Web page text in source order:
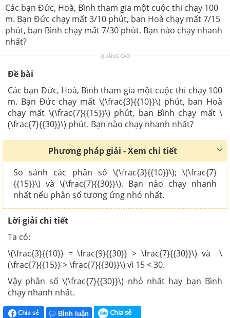
Các bạn Đức, Hoà, Bình tham gia một cuộc thi chạy 100
m. Bạn Đức chạy mất 3/10 phút, ban Hoà chạy mất 7/15
phút, bạn Bình chạy mất 7/30 phút. Bạn nào chạy nhanh
nhất?
QUẢNG CÁO
Đề bài
Các bạn Đức, Hoà, Bình tham gia một cuộc thi chạy 100
m. Bạn Đức chạy mất \(\frac{3}{{10}}\) phút, ban Hoà
chạy mất \(\frac{7}{{15}}\) phút, bạn Bình chạy mất \
(\frac{7}{{30}}\) phút. Bạn nào chạy nhanh nhất?
Phương pháp giải - Xem chi tiết
So sánh các phân số \(\frac{3}{{10}}\); \(\frac{7}
{{15}}\) và \(\frac{7}{{30}}\). Bạn nào chạy nhanh
nhất nếu phân số tương ứng nhỏ nhất.
Lời giải chi tiết
Ta có:
\(\frac{3}{{10}} = \frac{9}{{30}} > \frac{7}{{30}}\) và \
(\frac{7}{{15}} > \frac{7}{{30}}\) vì 15 < 30.
Vậy phân số \(\frac{7}{{30}}\) nhỏ nhất hay bạn Bình
chạy nhanh nhất.
Chia sẻ Bình luận Chia sẻ